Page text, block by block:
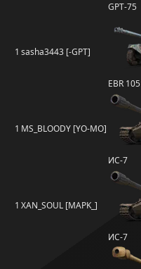
GPT-75
1 sasha3443 [-GPT]
EBR 105
1 MS_BLOODY [YO-MO]
ИС-7
1 XAN_SOUL [MAPK_]
ИС-7